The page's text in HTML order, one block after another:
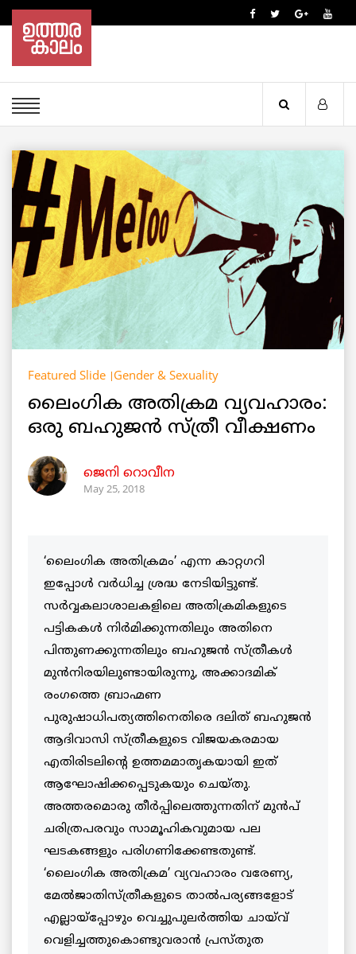
Featured Slide Gender & Sexuality
ലൈംഗിക അതിക്രമ വ്യവഹാരം:
ഒരു ബഹുജന്‍ സ്ത്രീ വീക്ഷണം
ജെനി റൊവീന
May 25, 2018
‘ലൈംഗിക അതിക്രമം’ എന്ന കാറ്റഗറി
ഇപ്പോൾ വർധിച്ച ശ്രദ്ധ നേടിയിട്ടുണ്ട്.
സർവ്വകലാശാലകളിലെ അതിക്രമികളുടെ
പട്ടികകൾ നിര്‍മിക്കുന്നതിലും അതിനെ
പിന്തുണക്കുന്നതിലും ബഹുജന്‍ സ്ത്രീകള്‍
മുന്‍നിരയിലുണ്ടായിരുന്നു, അക്കാദമിക്
രംഗത്തെ ബ്രാഹ്മണ
പുരുഷാധിപത്യത്തിനെതിരെ ദലിത് ബഹുജന്‍
ആദിവാസി സ്ത്രീകളുടെ വിജയകരമായ
എതിരിടലിന്റെ ഉത്തമമാതൃകയായി ഇത്
ആഘോഷിക്കപ്പെടുകയും ചെയ്തു.
അത്തരമൊരു തീര്‍പ്പിലെത്തുന്നതിന് മുന്‍പ്
ചരിത്രപരവും സാമൂഹികവുമായ പല
ഘടകങ്ങളും പരിഗണിക്കേണ്ടതുണ്ട്.
‘ലൈംഗിക അതിക്രമ’ വ്യവഹാരം വരേണ്യ,
മേല്‍ജാതിസ്ത്രീകളുടെ താല്‍പര്യങ്ങളോട്
എല്ലായ്‌പ്പോഴും വെച്ചുപുലര്‍ത്തിയ ചായ്‌വ്
വെളിച്ചത്തുകൊണ്ടുവരാന്‍ പ്രസ്തുത